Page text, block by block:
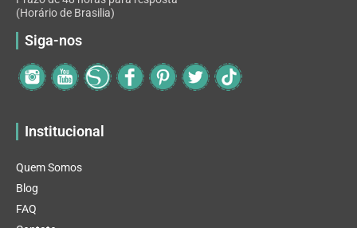
(Horário de Brasilia)
Siga-nos
Institucional
Quem Somos
Blog
FAQ